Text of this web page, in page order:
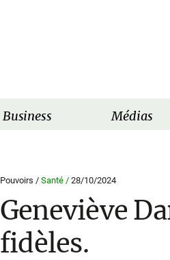
Business Médias
Pouvoirs / Santé / 28/10/2024
Geneviève
fidèles.